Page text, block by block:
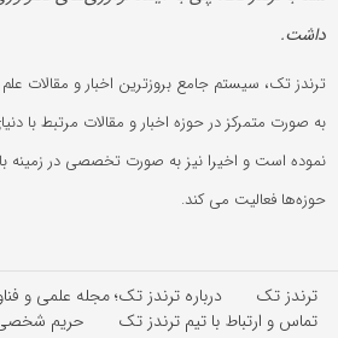
داشت.
به صورت متمرکز در حوزه اخبار و مقالات مرتبط با
نموده است و اخیرا نیز به صورت تخصصی در زمینه
حوزه‌ها فعالیت می کند.
ترندز تک
درباره ترندز تک؛ مجله علمی و
تماس و ارتباط با تیم ترندز تک
حریم شخصی